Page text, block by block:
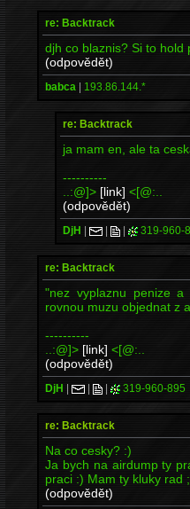
re: Backtrack
djh co blaznis? Si to hold
(odpovědět)
babca | 193.86.144.*
re: Backtrack
ja mam en, ale ta
----------
..:@]> [link] <[@:..
(odpovědět)
DjH | | | 319-960-
re: Backtrack
"nez vyplaznu penize
rovnou muzu objednat z
----------
..:@]> [link] <[@:..
(odpovědět)
DjH | | | 319-960-895
re: Backtrack
Na co cesky? :)
Ja bych na airdump ty
praci :) Mam ty kluky rad
(odpovědět)